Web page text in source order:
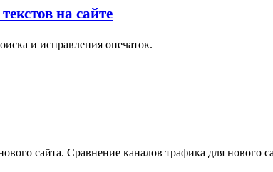
на сайте
и исправления опечаток.
сайта. Сравнение каналов трафика для нового